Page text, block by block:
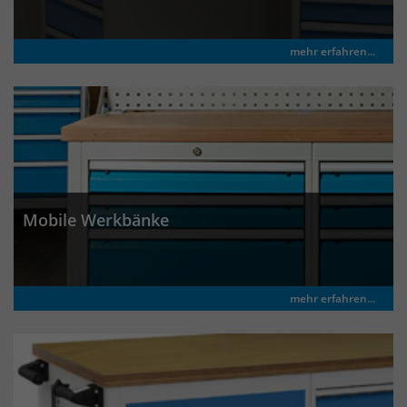
mehr erfahren...
Mobile Werkbänke
mehr erfahren...
identifizieren. Die Daten werde lokal
auf unserem Server gespeichert und
unzugänglich.
Name _pk_ses
Anbieter
30 Minuten
Das Cookie wird genutzt um temporär
Session Daten zu speichern
Name